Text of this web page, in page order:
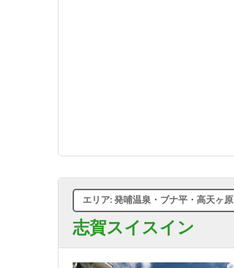
志賀スイスイン
エリア: 発哺温泉・ブナ平・高天ヶ原